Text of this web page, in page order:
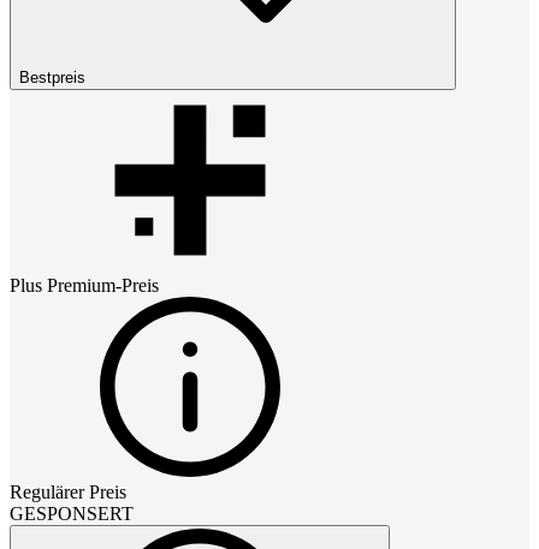
Bestpreis
Plus Premium-Preis
Regulärer Preis
GESPONSERT